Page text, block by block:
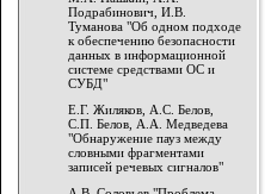
Подрабинович, И.В.
Туманова "Об одном подходе
к обеспечению безопасности
данных в информационной
системе средствами ОС и
СУБД"
Е.Г. Жиляков, А.С. Белов,
С.П. Белов, А.А. Медведева
"Обнаружение пауз между
словными фрагментами
записей речевых сигналов"